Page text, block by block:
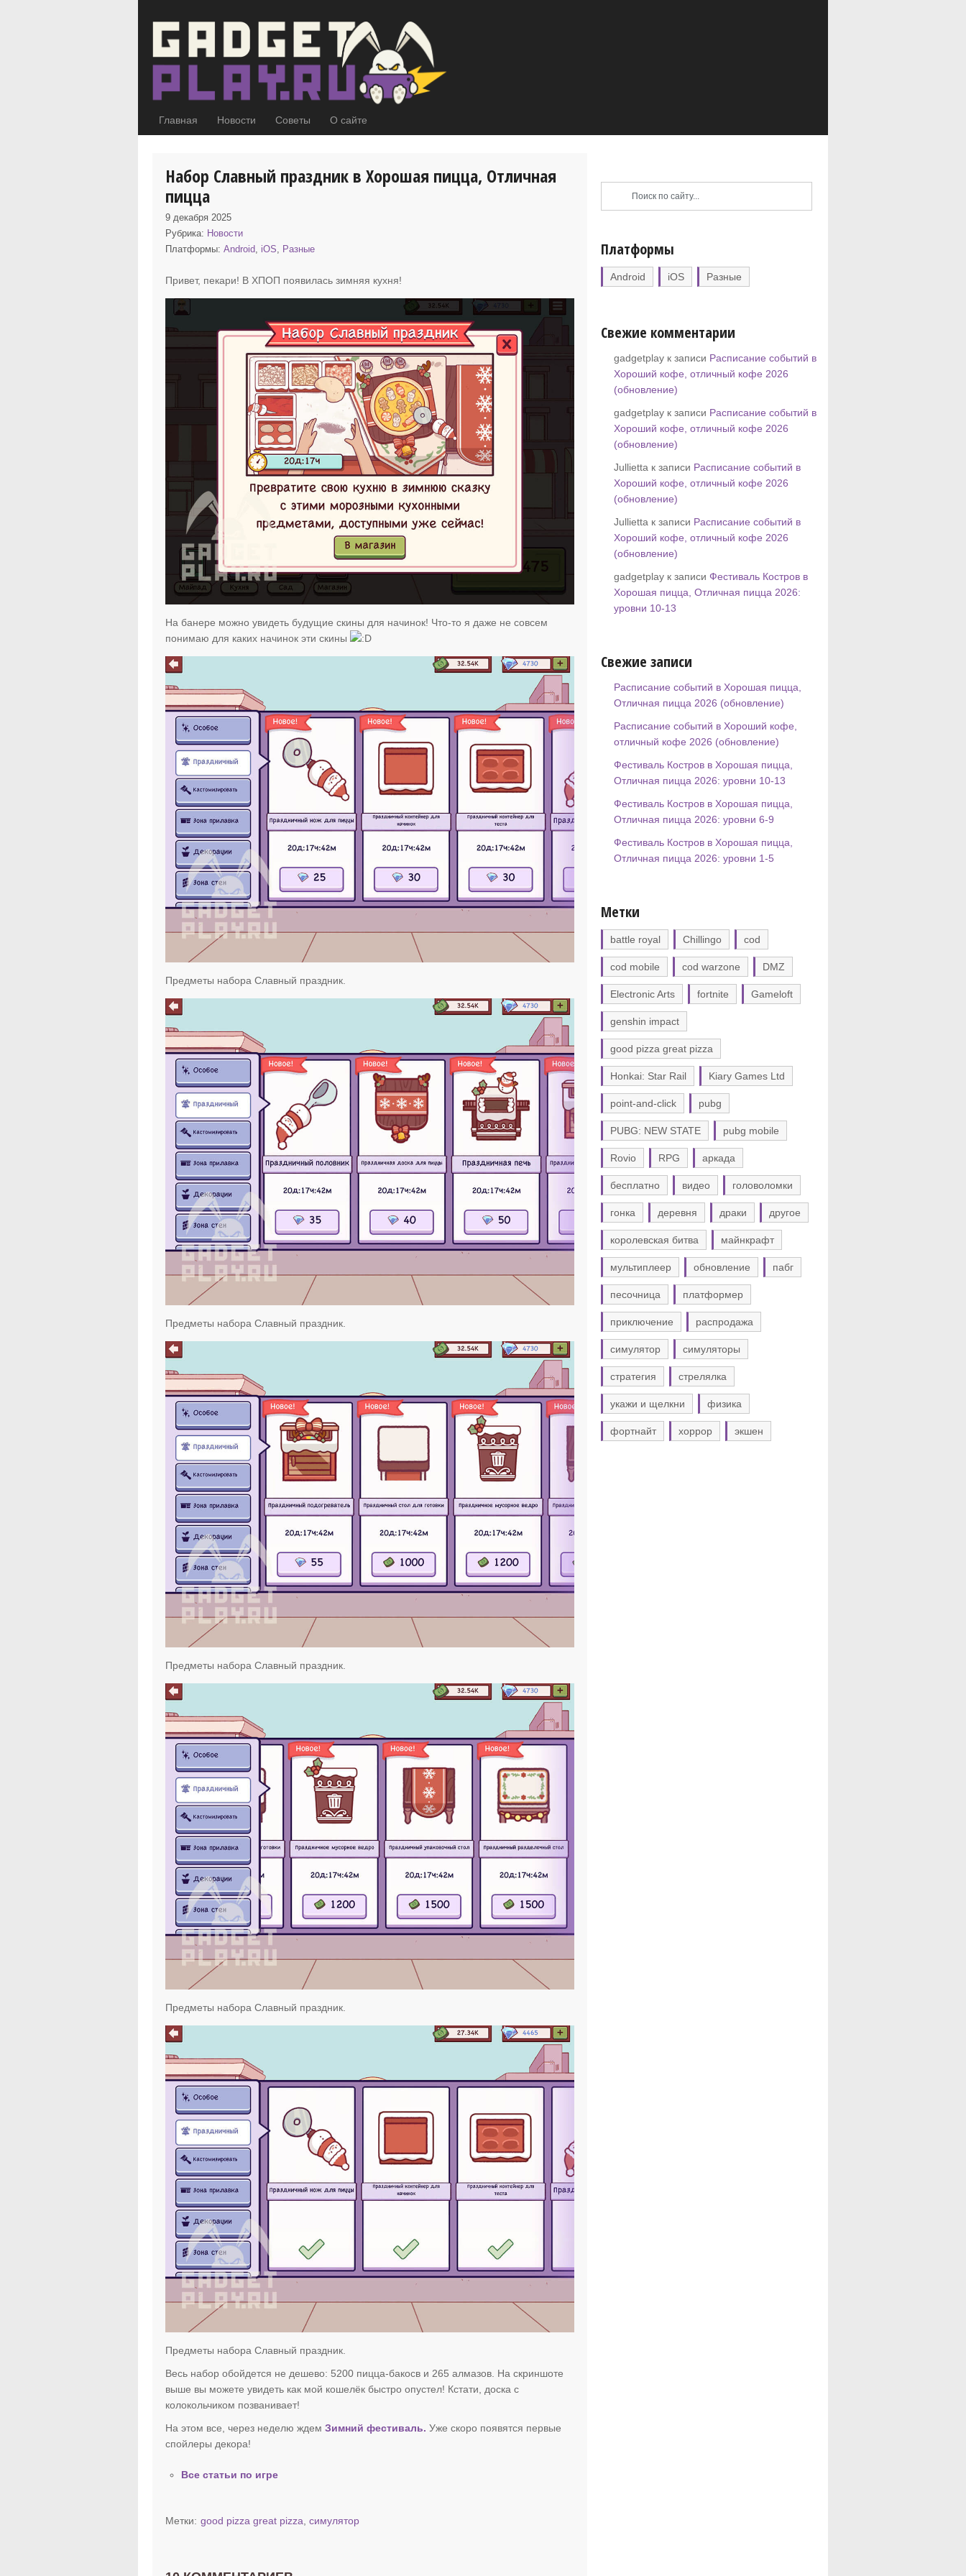
Главная Новости Советы О сайте
Набор Славный праздник в Хорошая пицца, Отличная
пицца
9 декабря 2025
Рубрика: Новости
Платформы:Android, iOS, Разные
Привет, пекари! В ХПОП появилась зимняя кухня!
На банере можно увидеть будущие скины для начинок! Что-то я даже не совсем
понимаю для каких начинок эти скины
Предметы набора Славный праздник.
Предметы набора Славный праздник.
Предметы набора Славный праздник.
Предметы набора Славный праздник.
Предметы набора Славный праздник.
Весь набор обойдется не дешево: 5200 пицца-бакосв и 265 алмазов. На скриншоте
выше вы можете увидеть как мой кошелёк быстро опустел! Кстати, доска с
колокольчиком позванивает!
На этом все, через неделю ждемЗимний фестиваль. Уже скоро появятся первые
спойлеры декора!
Все статьи по игре
Метки: good pizza great pizza ,симулятор
Платформы
Android iOS Разные
Свежие комментарии
gadgetplay к записи Расписание событий в
Хороший кофе, отличный кофе 2026
(обновление)
gadgetplay к записи Расписание событий в
Хороший кофе, отличный кофе 2026
(обновление)
Jullietta к записи Расписание событий в
Хороший кофе, отличный кофе 2026
(обновление)
Jullietta к записи Расписание событий в
Хороший кофе, отличный кофе 2026
(обновление)
gadgetplay к записи Фестиваль Костров в
Хорошая пицца, Отличная пицца 2026:
уровни 10-13
Свежие записи
Расписание событий в Хорошая пицца,
Отличная пицца 2026 (обновление)
Расписание событий в Хороший кофе,
отличный кофе 2026 (обновление)
Фестиваль Костров в Хорошая пицца,
Отличная пицца 2026: уровни 10-13
Фестиваль Костров в Хорошая пицца,
Отличная пицца 2026: уровни 6-9
Фестиваль Костров в Хорошая пицца,
Отличная пицца 2026: уровни 1-5
Метки
battle royal Chillingo cod
cod mobile cod warzone DMZ
Electronic Arts fortnite Gameloft
genshin impact
good pizza great pizza
Honkai: Star Rail Kiary Games Ltd
point-and-click pubg
PUBG: NEW STATE pubg mobile
Rovio RPG аркада
бесплатно видео головоломки
гонка деревня драки другое
королевская битва майнкрафт
мультиплеер обновление пабг
песочница платформер
приключение распродажа
симулятор симуляторы
стратегия стрелялка
укажи и щелкни физика
фортнайт хоррор экшен